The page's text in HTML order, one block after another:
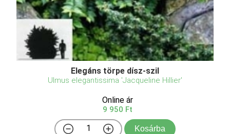
Elegáns törpe dísz-szil
Ulmus elegantissima 'Jacqueline Hillier'
Online ár
9 950 Ft
Kosárba